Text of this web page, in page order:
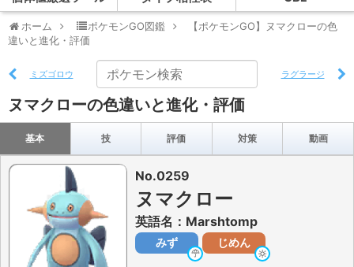
ホーム ポケモンGO図鑑
【ポケモンGO】ヌマクローの色
違いと進化・評価
ミズゴロウ ラグラージ
ヌマクローの色違いと進化・評価
基本 技 評価 対策 動画
No.0259
ヌマクロー
英語名：Marshtomp
みず じめん